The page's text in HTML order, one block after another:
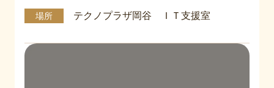
場所 テクノプラザ岡谷 ＩＴ支援室